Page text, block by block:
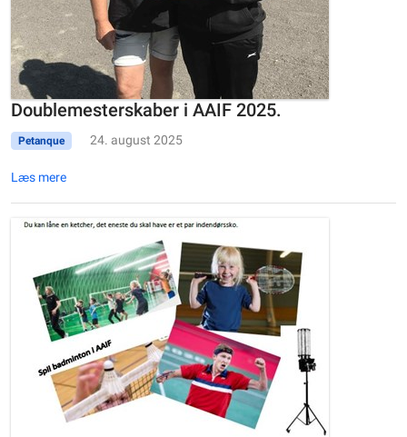
Doublemesterskaber i AAIF 2025.
Petanque 24. august 2025
Læs mere